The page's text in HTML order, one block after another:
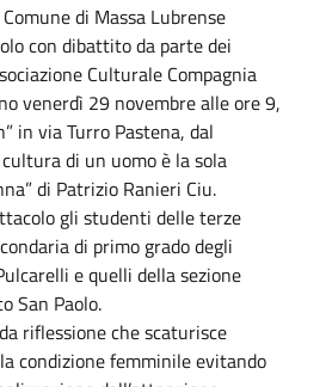
di Massa Lubrense
con dibattito da parte dei
Culturale Compagnia
venerdì 29 novembre alle ore 9,
in via Turro Pastena, dal
di un uomo è la sola
di Patrizio Ranieri Ciu.
gli studenti delle terze
di primo grado degli
e quelli della sezione
San Paolo.
riflessione che scaturisce
condizione femminile evitando